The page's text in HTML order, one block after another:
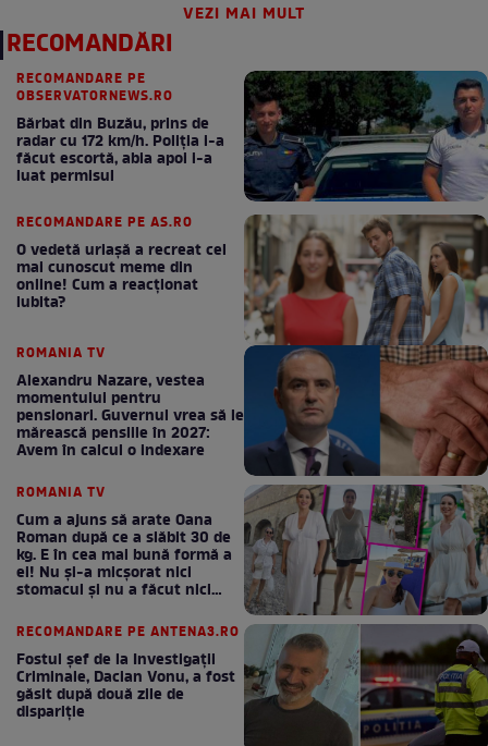
VEZI MAI MULT
RECOMANDĂRI
RECOMANDARE PE
OBSERVATORNEWS.RO
Bărbat din Buzău, prins de
radar cu 172 km/h. Poliţia i-a
făcut escortă, abia apoi i-a
luat permisul
RECOMANDARE PE AS.RO
O vedetă uriașă a recreat cel
mai cunoscut meme din
online! Cum a reacționat
iubita?
ROMANIA TV
Alexandru Nazare, vestea
momentului pentru
pensionari. Guvernul vrea să le
mărească pensiile în 2027:
Avem în calcul o indexare
ROMANIA TV
Cum a ajuns să arate Oana
Roman după ce a slăbit 30 de
kg. E în cea mai bună formă a
ei! Nu și-a micșorat nici
stomacul și nu a făcut nici
RECOMANDARE PE ANTENA3.RO
Fostul șef de la Investigații
Criminale, Dacian Vonu, a fost
găsit după două zile de
dispariţie